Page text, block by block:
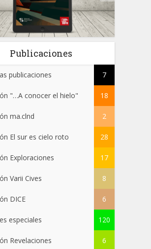
Publicaciones
publicaciones 7
"…A conocer el hielo" 18
ma.clnd 2
El sur es cielo roto 28
Exploraciones 17
Varii Cives 8
DICE 6
especiales 120
Revelaciones 6